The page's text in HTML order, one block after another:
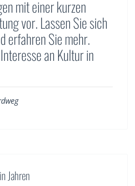
mit einer kurzen
vor. Lassen Sie sich
erfahren Sie mehr.
an Kultur in
Jahren